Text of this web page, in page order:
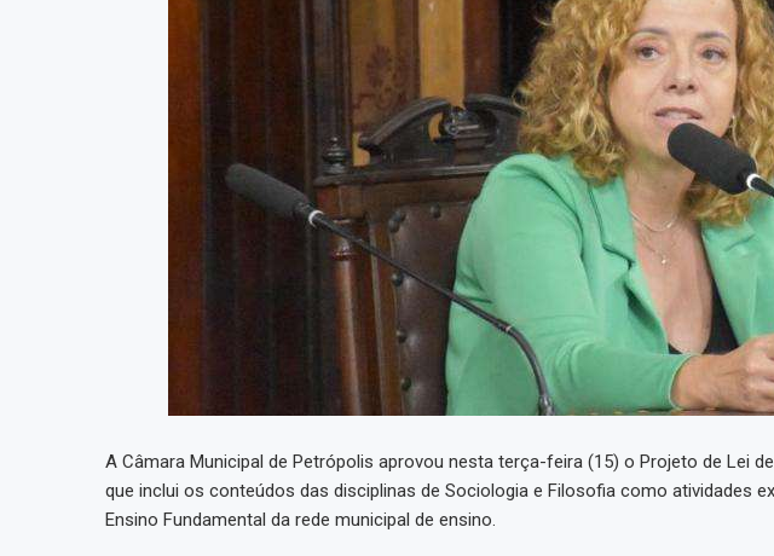
A Câmara Municipal de Petrópolis aprovou nesta terça-feira (15) o Projeto de Lei
que inclui os conteúdos das disciplinas de Sociologia e Filosofia como atividades
Ensino Fundamental da rede municipal de ensino.